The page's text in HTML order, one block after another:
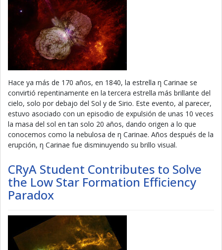
Hace ya más de 170 años, en 1840, la estrella η Carinae se
convirtió repentinamente en la tercera estrella más brillante del
cielo, solo por debajo del Sol y de Sirio. Este evento, al parecer,
estuvo asociado con un episodio de expulsión de unas 10 veces
la masa del sol en tan solo 20 años, dando origen a lo que
conocemos como la nebulosa de η Carinae. Años después de la
erupción, η Carinae fue disminuyendo su brillo visual.
CRyA Student Contributes to Solve
the Low Star Formation Efficiency
Paradox